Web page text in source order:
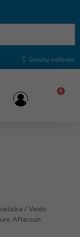
Gyvūnų viešbutis
0
/ Veido
Aftersun